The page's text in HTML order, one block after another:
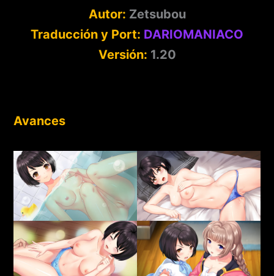
Autor: Zetsubou
Traducción y Port: DARIOMANIACO
Versión: 1.20
Avances